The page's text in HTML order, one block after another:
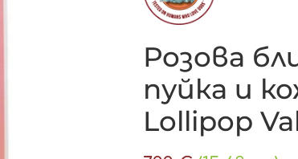
Розова
пуйка и
Lollipop